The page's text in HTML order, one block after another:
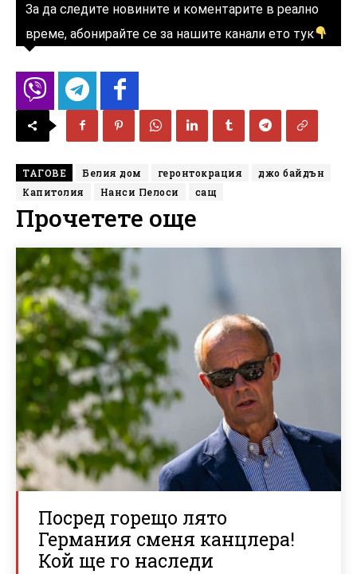
За да следите новините и коментарите в реално
време, абонирайте се за нашите канали ето тук
ТАГОВЕ Белия дом геронтокрация
джо байдън
Капитолия
Нанси Пелоси сащ
Прочетете още
Посред горещо лято
Германия сменя канцлера!
Кой ще го наследи